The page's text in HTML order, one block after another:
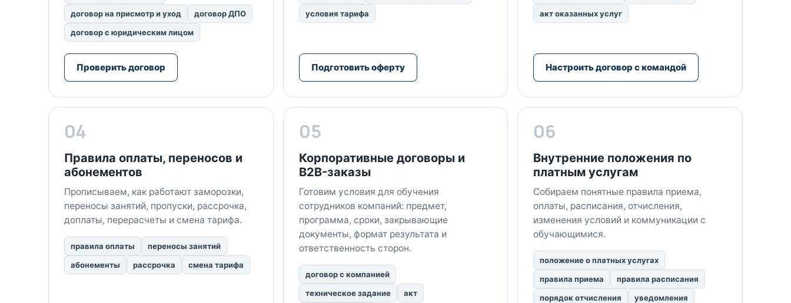
договор на присмотр и уход
договор ДПО
договор с юридическим лицом
Проверить договор
условия тарифа
Подготовить оферту
акт оказанных услуг
Настроить договор с командой
04
Правила оплаты, переносов и
абонементов
Прописываем, как работают заморозки,
переносы занятий, пропуски, рассрочка,
доплаты, перерасчеты и смена тарифа.
правила оплаты
переносы занятий
абонементы
рассрочка смена тарифа
05
Корпоративные договоры и
B2B-заказы
Готовим условия для обучения
сотрудников компаний: предмет,
программа, сроки, закрывающие
документы, формат результата и
ответственность сторон.
договор с компанией
техническое задание
акт
06
Внутренние положения по
платным услугам
Собираем понятные правила приема,
оплаты, расписания, отчисления,
изменения условий и коммуникации с
обучающимися.
положение о платных услугах
правила приема
правила расписания
порядок отчисления
уведомления